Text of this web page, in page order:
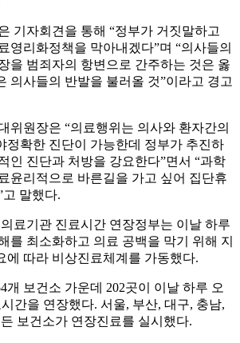
기자회견을 통해 “정부가 거짓말하고
영리화정책을 막아내겠다”며 “의사들의
을 범죄자의 항변으로 간주하는 것은 옳
의사들의 반발을 불러올 것”이라고 경고
위원장은 “의료행위는 의사와 환자간의
정확한 진단이 가능한데 정부가 추진하
인 진단과 처방을 강요한다”면서 “과학
윤리적으로 바른길을 가고 싶어 집단휴
말했다.
료기관 진료시간 연장정부는 이날 하루
를 최소화하고 의료 공백을 막기 위해 지
에 따라 비상진료체계를 가동했다.
보건소 가운데 202곳이 이날 하루 오
간을 연장했다. 서울, 부산, 대구, 충남,
보건소가 연장진료를 실시했다.